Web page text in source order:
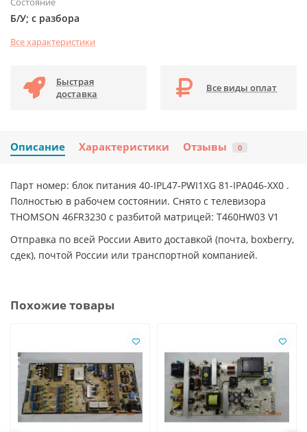
Б/У; с разбора
Все характеристики
Быстрая
доставка
Все виды оплат
Описание Характеристики Отзывы 0
Парт номер: блок питания 40-IPL47-PWI1XG 81-IPA046-XX0 .
Полностью в рабочем состоянии. Снято с телевизора
THOMSON 46FR3230 с разбитой матрицей: T460HW03 V1
Отправка по всей России Авито доставкой (почта, boxberry,
сдек), почтой России или транспортной компанией.
Похожие товары